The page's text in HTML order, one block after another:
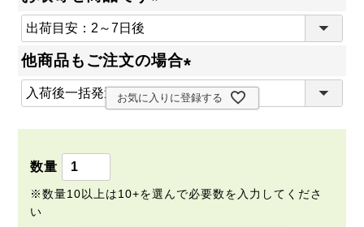
必
須
)
他商品もご注文の場合
(
お気に入りに登録する